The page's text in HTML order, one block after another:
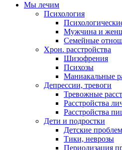
Мы лечим
Психология
Мужчина и
Семейные
Хрон. расстройства
Шизофрения
Психозы
Маниакальные
Депрессии, тревоги
Тревожные
Расстройства
Расстройства
Дети и подростки
Детские
Тики, неврозы
Периодизация